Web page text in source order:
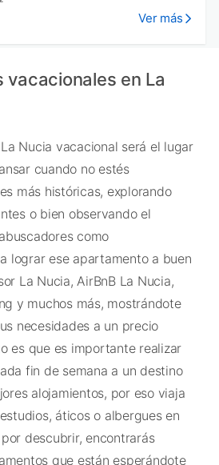
Ver más
vacacionales en La
Nucia vacacional será el lugar
cuando no estés
más históricas, explorando
o bien observando el
como
lograr ese apartamento a buen
La Nucia, AirBnB La Nucia,
y muchos más, mostrándote
necesidades a un precio
es que es importante realizar
fin de semana a un destino
alojamientos, por eso viaja
áticos o albergues en
descubrir, encontrarás
que están esperándote